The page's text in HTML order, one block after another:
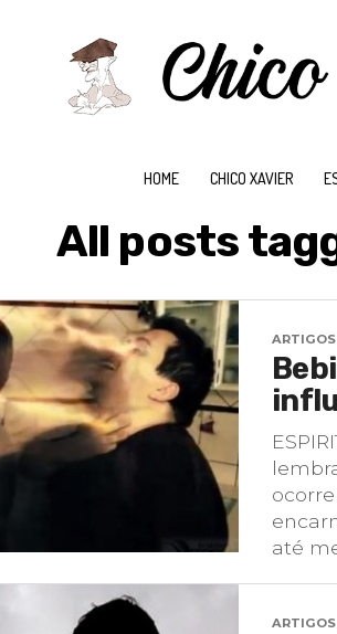
HOME CHICO XAVIER
All posts
ARTIGOS
até
ARTIGOS